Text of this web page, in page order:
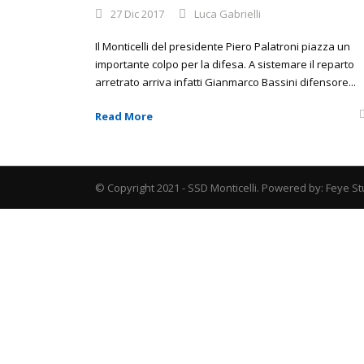
27 Dic 2017 Luca Gabrielli
Il Monticelli del presidente Piero Palatroni piazza un
importante colpo per la difesa. A sistemare il reparto
arretrato arriva infatti Gianmarco Bassini difensore...
Read More
© Copyright 2021 - SSD Monticelli. Powered by: Feye